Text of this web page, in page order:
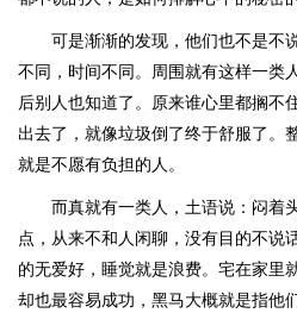
可是渐渐的发现，他们也不是不
不同，时间不同。周围就有这样一类
后别人也知道了。原来谁心里都搁不
出去了，就像垃圾倒了终于舒服了。
就是不愿有负担的人。
而真就有一类人，土语说：闷着
点，从来不和人闲聊，没有目的不说
的无爱好，睡觉就是浪费。宅在家里
却也最容易成功，黑马大概就是指他们